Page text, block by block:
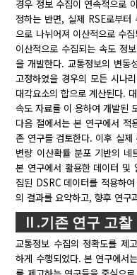
경우 정보 수집이 연속적으로
정하는 반면, 실제 RSE로부
으로 나뉘어져 이산적으로 수
이산적으로 수집되는 속도 정
을 개발한다. 교통정보의 변동
고정하였을 경우의 모든 시나
대각요소의 합으로 계산된다.
속도 자료를 이 용하여 개발된
다음 절에서는 본 연구에서
존 연구를 검토한다. 이후 실
변량 이산확률 분포 기반의
본 연구에서 활용한 데이터 및
집된 DSRC 데이터를 적용하
의 결과를 요약하고, 향후 연구
Ⅱ.기존 연구 고찰
교통정보 수집의 정확도를 제
하게 수행되었다. 본 연구에서